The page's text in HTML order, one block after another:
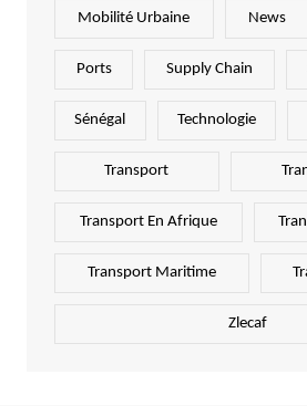
Mobilité Urbaine News
Ports Supply Chain
Sénégal Technologie
Transport
Transport En Afrique
Transport Maritime
Zlecaf